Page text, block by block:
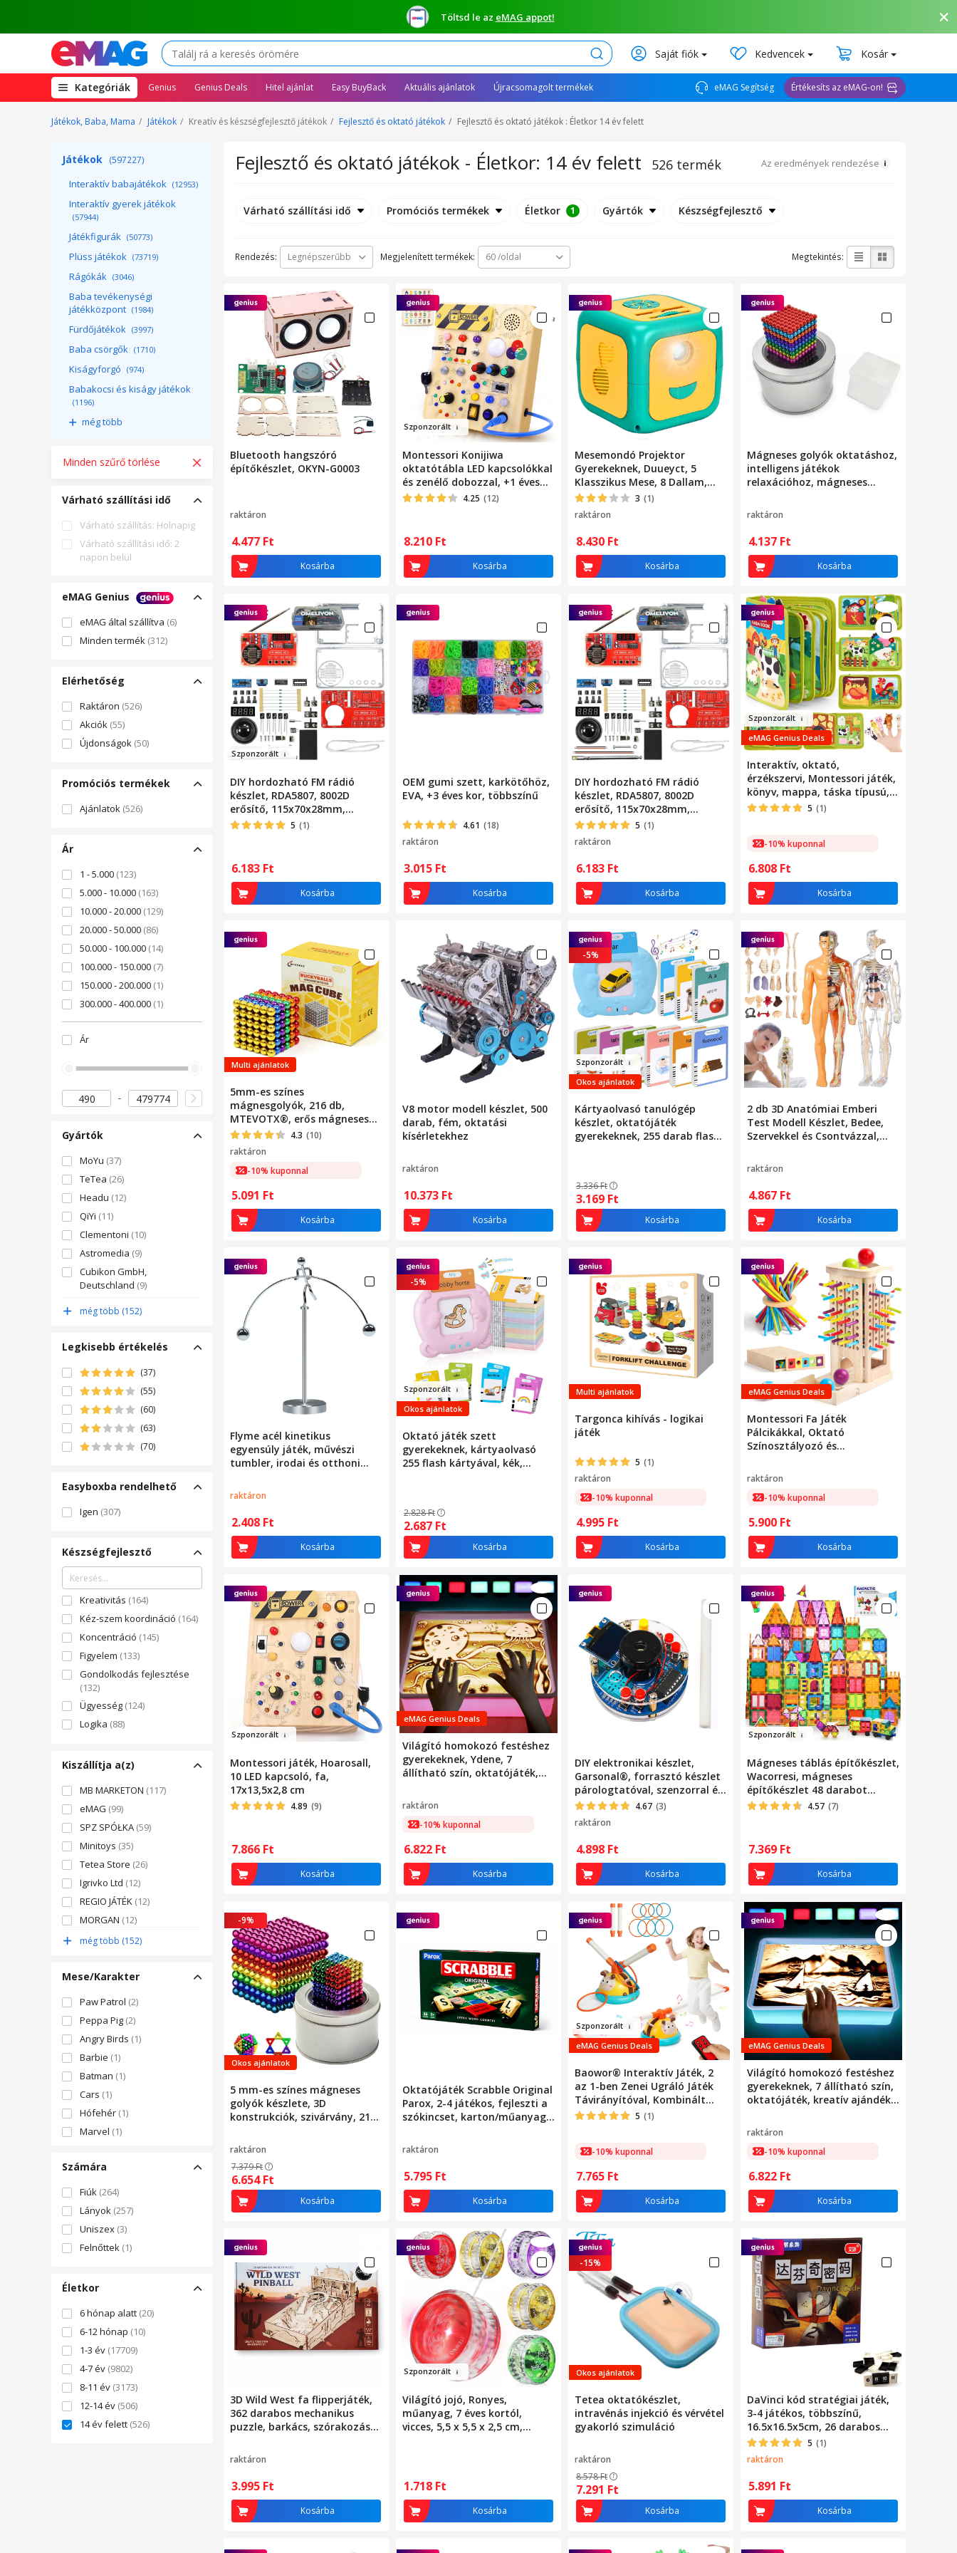
Töltsd le az eMAG appot!
Keresés Saját fiók Kedvencek Kosár
Kategóriák(open
megamenu)
Genius Genius Deals Hitel ajánlat Easy BuyBack Aktuális ajánlatok Újracsomagolt termékek eMAG Segítség Értékesíts az eMAG-on!
Játékok, Baba, Mama Játékok Kreatív és készségfejlesztő játékok Fejlesztő és oktató játékok Fejlesztő és oktató játékok : Életkor 14 év felett
Játékok (597227)
Interaktív babajátékok (12953)
Interaktív gyerek játékok
(57944)
Játékfigurák (50773)
Plüss játékok (73719)
Rágókák (3046)
Baba tevékenységi
játékközpont (1984)
Fürdőjátékok (3997)
Baba csörgők (1710)
Kiságyforgó (974)
Babakocsi és kiságy játékok
(1196)
még több
Minden szűrő törlése
Várható szállítási idő
Várható szállítás: Holnapig
Várható szállítási idő: 2
napon belül
eMAG Genius
eMAG által szállítva (6)
Minden termék (312)
Elérhetőség
Raktáron (526)
Akciók (55)
Újdonságok (50)
Promóciós termékek
Ajánlatok (526)
Ár
1 - 5.000 (123)
5.000 - 10.000 (163)
10.000 - 20.000 (129)
20.000 - 50.000 (86)
50.000 - 100.000 (14)
100.000 - 150.000 (7)
150.000 - 200.000 (1)
300.000 - 400.000 (1)
400.000 - 500.000(2)
Ár
Gyártók
MoYu (37)
TeTea (26)
Headu (12)
QiYi (11)
Clementoni (10)
Astromedia (9)
Cubikon GmbH,
Deutschland (9)
Regio játék
(8)
még több (152)
Legkisebb értékelés
(37)
(55)
(60)
(63)
(70)
Easyboxba rendelhető
Igen (307)
Készségfejlesztő
Kreativitás (164)
Kéz-szem koordináció (164)
Koncentráció (145)
Figyelem (133)
Gondolkodás fejlesztése
(132)
Ügyesség (124)
Logika (88)
Képzelet(66)
Látásérzékelés (42)
Memória(41)
Kognitív képességek
Ügyesség(32)
Tapintás(31)
Motorikus funkció
Érzékszervi képességek
(20)
Tisztánlátás(16)
Egyensúly(13)
Motoros készségek
Türelem (11)
Írás
(11)
Közlés (10)
Szótár
(10)
Tájékozódás
Olvasás
(8)
Hallásérzékelés
Kiszállítja a(z)
MB MARKETON (117)
eMAG (99)
SPZ SPÓŁKA (59)
Minitoys (35)
Tetea Store (26)
Igrivko Ltd (12)
REGIO JÁTÉK (12)
MORGAN (12)
BANCROS(11)
még több (152)
Mese/Karakter
Paw Patrol (2)
Peppa Pig (2)
Angry Birds (1)
Barbie (1)
Batman (1)
Cars (1)
Hófehér (1)
Marvel (1)
Star Wars
Számára
Fiúk (264)
Lányok (257)
Uniszex (3)
Felnőttek (1)
Életkor
6 hónap alatt (20)
6-12 hónap (10)
1-3 év (17709)
4-7 év (9802)
8-11 év (3173)
12-14 év (506)
14 év felett (526)
Fejlesztő és oktató játékok - Életkor: 14 év felett 526 termék Az eredmények rendezése
Várható szállítási idő Promóciós termékek Életkor 1 Gyártók Készségfejlesztő
Rendezés: Legnépszerűbb Megjelenített termékek: 60 /oldal Megtekintés:
Bluetooth hangszóró
építőkészlet, OKYN-G0003
raktáron
4.477 Ft
Kosárba
Szponzorált
Montessori Konijiwa
oktatótábla LED kapcsolókkal
és zenélő dobozzal, +1 éves
korig, 17x14,5x2,8cm
4.25 (12)
8.210 Ft
Kosárba
Mesemondó Projektor
Gyerekeknek, Duueyct, 5
Klasszikus Mese, 8 Dallam,
Színes Fények, Vetítés Falra
Vagy Mennyezetre,
Bölcsődalok és Dallamok,
Zöld/Sárga
3 (1)
raktáron
8.430 Ft
Kosárba
Mágneses golyók oktatáshoz,
intelligens játékok
relaxációhoz, mágneses
többszínű, fémdoboz
raktáron
4.137 Ft
Kosárba
Szponzorált
DIY hordozható FM rádió
készlet, RDA5807, 8002D
erősítő, 115x70x28mm,
átlátszó
5 (1)
6.183 Ft
Kosárba
OEM gumi szett, karkötőhöz,
EVA, +3 éves kor, többszínű
4.61 (18)
raktáron
3.015 Ft
Kosárba
DIY hordozható FM rádió
készlet, RDA5807, 8002D
erősítő, 115x70x28mm,
átlátszó
5 (1)
raktáron
6.183 Ft
Kosárba
Szponzorált
eMAG Genius Deals
Interaktív, oktató,
érzékszervi, Montessori játék,
könyv, mappa, táska típusú,
többféle tevékenységgel,
figyelmet, textil anyagból
5 (1)
-10% kuponnal
6.808 Ft
Kosárba
Multi ajánlatok
5mm-es színes
mágnesgolyók, 216 db,
MTEVOTX®️, erős mágneses
erővel, oktató Rubik-kocka
típusú játék, mágneses
golyók, gyerekjátékok, kreatív
mágneses golyók
stimulációhoz
4.3 (10)
raktáron
-10% kuponnal
5.091 Ft
Kosárba
V8 motor modell készlet, 500
darab, fém, oktatási
kísérletekhez
raktáron
10.373 Ft
Kosárba
-5%
Szponzorált
Okos ajánlatok
Kártyaolvasó tanulógép
készlet, oktatójáték
gyerekeknek, 255 darab flash
3.336Ft
3.169 Ft
Kosárba
2 db 3D Anatómiai Emberi
Test Modell Készlet, Bedee,
Szervekkel és Csontvázzal,
raktáron
4.867 Ft
Kosárba
Flyme acél kinetikus
egyensúly játék, művészi
tumbler, irodai és otthoni
pszichológiához és
stresszcsökkentéshez
raktáron
2.408 Ft
Kosárba
-5%
Szponzorált
Okos ajánlatok
Oktató játék szett
gyerekeknek, kártyaolvasó
255 flash kártyával, kék,
2.828Ft
2.687 Ft
Kosárba
Multi ajánlatok
Targonca kihívás - logikai
játék
5 (1)
raktáron
-10% kuponnal
4.995 Ft
Kosárba
eMAG Genius Deals
Montessori Fa Játék
Pálcikákkal, Oktató
Színosztályozó és
Pálcika, 6 Golyó és Dobókocka,
3-6 Éveseknek, Ajándék
Családnak
raktáron
-10% kuponnal
5.900 Ft
Kosárba
Szponzorált
Montessori játék, Hoarosall,
10 LED kapcsoló, fa,
17x13,5x2,8 cm
4.89 (9)
7.866 Ft
Kosárba
eMAG Genius Deals
Világító homokozó festéshez
gyerekeknek, Ydene, 7
állítható szín, oktatójáték,
lányoknak, LED-es homokozó
rajzdoboz, rózsaszín és fehér,
40x28x9cm
raktáron
-10% kuponnal
6.822 Ft
Kosárba
DIY elektronikai készlet,
Garsonal®, forrasztó készlet
párologtatóval, szenzorral és
OLED kijelzővel
4.67 (3)
raktáron
4.898 Ft
Kosárba
Szponzorált
Mágneses táblás építőkészlet,
Wacorresi, mágneses
építőkészlet 48 darabot
tartalmaz, oktatójátékokat
készségek és képzelet
fejlesztését, 3 év felett,
többszínű
4.57 (7)
7.369 Ft
Kosárba
-9%
Okos ajánlatok
5 mm-es színes mágneses
golyók készlete, 3D
konstrukciók, szivárvány, 216
erővel, oktatójáték
relaxációhoz és mentális
stimulációhoz
raktáron
7.379Ft
6.654Ft
Kosárba
Oktatójáték Scrabble Original
Parox, 2-4 játékos, fejleszti a
szókincset, karton/műanyag,
raktáron
5.795 Ft
Kosárba
Szponzorált
eMAG Genius Deals
Baowor® Interaktív Játék, 2
az 1-ben Zenei Ugráló Játék
Távirányítóval, Kombinált
Ugrálás és Gyűrűdobálás
Tevékenységi Játék
Játékok Fiúknak Lányoknak 3
4 5 6 7 8 9 10 11 12 Évesek
5 (1)
-10% kuponnal
7.765 Ft
Kosárba
eMAG Genius Deals
Világító homokozó festéshez
gyerekeknek, 7 állítható szín,
oktatójáték, kreatív ajándék
homokozó rajzdoboz, kék és
fehér, 40x28x9cm
raktáron
-10% kuponnal
6.822 Ft
Kosárba
3D Wild West fa flipperjáték,
362 darabos mechanikus
puzzle, barkács, szórakozás
raktáron
3.995 Ft
Kosárba
Szponzorált
Világító jojó, Ronyes,
műanyag, 7 éves kortól,
vicces, 5,5 x 5,5 x 2,5 cm,
1.718 Ft
Kosárba
-15%
Okos ajánlatok
Tetea oktatókészlet,
intravénás injekció és vérvétel
gyakorló szimuláció
raktáron
8.578Ft
7.291 Ft
Kosárba
DaVinci kód stratégiai játék,
3-4 játékos, többszínű,
16.5x16.5x5cm, 26 darabos
készlet
5 (1)
raktáron
5.891 Ft
Kosárba